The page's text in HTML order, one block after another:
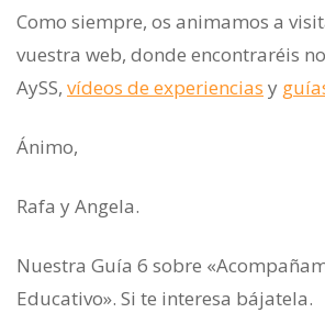
Como siempre, os animamos a
vuestra web, donde encontraréis
AySS, vídeos de experiencias y
Ánimo,
Rafa y Angela.
Nuestra Guía 6 sobre
Educativo». Si te interesa bájatela.